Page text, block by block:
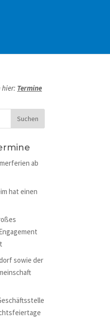
hier: Termine
ab
hat einen
sowie der